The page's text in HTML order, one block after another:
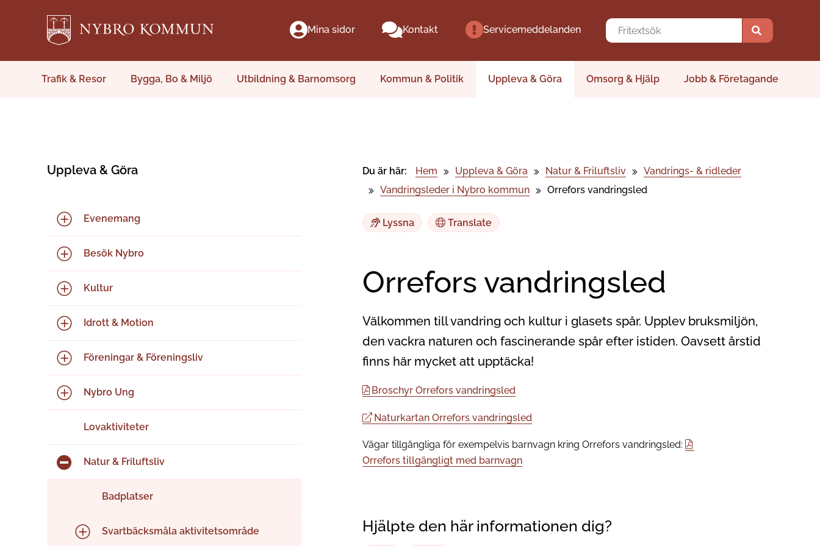
Mina sidor Kontakt Servicemeddelanden
Trafik & Resor Bygga, Bo & Miljö Utbildning & Barnomsorg Kommun & Politik Uppleva & Göra Omsorg & Hjälp Jobb & Företagande
Uppleva & Göra
Evenemang
Besök Nybro
Kultur
Idrott & Motion
Föreningar & Föreningsliv
Nybro Ung
Lovaktiviteter
Natur & Friluftsliv
Badplatser
Svartbäcksmåla aktivitetsområde
Du är här: Hem Uppleva & Göra Natur & Friluftsliv
Vandrings- & ridleder
Vandringsleder i Nybro kommun
Orrefors vandringsled
Lyssna Translate
Orrefors vandringsled
Välkommen till vandring och kultur i glasets spår. Upplev bruksmiljön,
den vackra naturen och fascinerande spår efter istiden. Oavsett årstid
finns här mycket att upptäcka!
Broschyr Orrefors vandringsled
Naturkartan Orrefors vandringsled
Vägar tillgängliga för exempelvis barnvagn kring Orrefors vandringsled:
Orrefors tillgängligt med barnvagn
Hjälpte den här informationen dig?